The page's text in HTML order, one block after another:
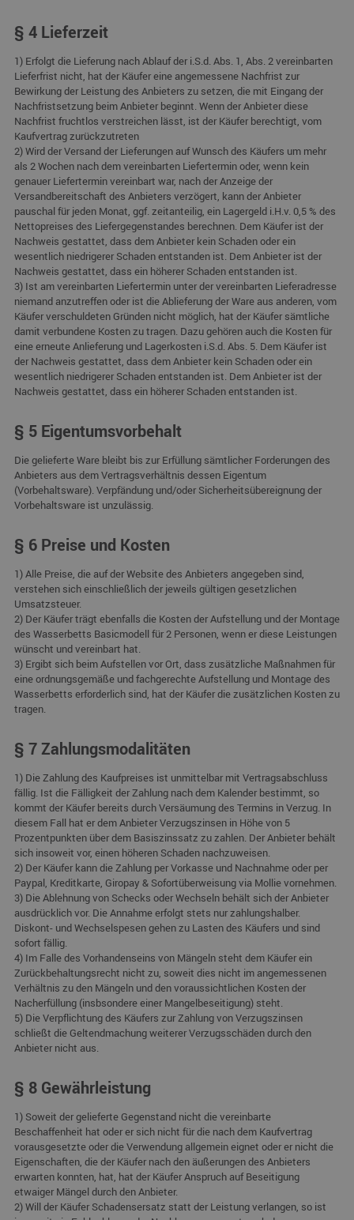
§ 4 Lieferzeit
1) Erfolgt die Lieferung nach Ablauf der i.S.d. Abs. 1, Abs. 2 vereinbarten
Lieferfrist nicht, hat der Käufer eine angemessene Nachfrist zur
Bewirkung der Leistung des Anbieters zu setzen, die mit Eingang der
Nachfristsetzung beim Anbieter beginnt. Wenn der Anbieter diese
Nachfrist fruchtlos verstreichen lässt, ist der Käufer berechtigt, vom
Kaufvertrag zurückzutreten
2) Wird der Versand der Lieferungen auf Wunsch des Käufers um mehr
als 2 Wochen nach dem vereinbarten Liefertermin oder, wenn kein
genauer Liefertermin vereinbart war, nach der Anzeige der
Versandbereitschaft des Anbieters verzögert, kann der Anbieter
pauschal für jeden Monat, ggf. zeitanteilig, ein Lagergeld i.H.v. 0,5 % des
Nettopreises des Liefergegenstandes berechnen. Dem Käufer ist der
Nachweis gestattet, dass dem Anbieter kein Schaden oder ein
wesentlich niedrigerer Schaden entstanden ist. Dem Anbieter ist der
Nachweis gestattet, dass ein höherer Schaden entstanden ist.
3) Ist am vereinbarten Liefertermin unter der vereinbarten Lieferadresse
niemand anzutreffen oder ist die Ablieferung der Ware aus anderen, vom
Käufer verschuldeten Gründen nicht möglich, hat der Käufer sämtliche
damit verbundene Kosten zu tragen. Dazu gehören auch die Kosten für
eine erneute Anlieferung und Lagerkosten i.S.d. Abs. 5. Dem Käufer ist
der Nachweis gestattet, dass dem Anbieter kein Schaden oder ein
wesentlich niedrigerer Schaden entstanden ist. Dem Anbieter ist der
Nachweis gestattet, dass ein höherer Schaden entstanden ist.
§ 5 Eigentumsvorbehalt
Die gelieferte Ware bleibt bis zur Erfüllung sämtlicher Forderungen des
Anbieters aus dem Vertragsverhältnis dessen Eigentum
(Vorbehaltsware). Verpfändung und/oder Sicherheitsübereignung der
Vorbehaltsware ist unzulässig.
§ 6 Preise und Kosten
1) Alle Preise, die auf der Website des Anbieters angegeben sind,
verstehen sich einschließlich der jeweils gültigen gesetzlichen
Umsatzsteuer.
2) Der Käufer trägt ebenfalls die Kosten der Aufstellung und der Montage
des Wasserbetts Basicmodell für 2 Personen, wenn er diese Leistungen
wünscht und vereinbart hat.
3) Ergibt sich beim Aufstellen vor Ort, dass zusätzliche Maßnahmen für
eine ordnungsgemäße und fachgerechte Aufstellung und Montage des
Wasserbetts erforderlich sind, hat der Käufer die zusätzlichen Kosten zu
tragen.
§ 7 Zahlungsmodalitäten
1) Die Zahlung des Kaufpreises ist unmittelbar mit Vertragsabschluss
fällig. Ist die Fälligkeit der Zahlung nach dem Kalender bestimmt, so
kommt der Käufer bereits durch Versäumung des Termins in Verzug. In
diesem Fall hat er dem Anbieter Verzugszinsen in Höhe von 5
Prozentpunkten über dem Basiszinssatz zu zahlen. Der Anbieter behält
sich insoweit vor, einen höheren Schaden nachzuweisen.
2) Der Käufer kann die Zahlung per Vorkasse und Nachnahme oder per
Paypal, Kreditkarte, Giropay & Sofortüberweisung via Mollie vornehmen.
3) Die Ablehnung von Schecks oder Wechseln behält sich der Anbieter
ausdrücklich vor. Die Annahme erfolgt stets nur zahlungshalber.
Diskont- und Wechselspesen gehen zu Lasten des Käufers und sind
sofort fällig.
4) Im Falle des Vorhandenseins von Mängeln steht dem Käufer ein
Zurückbehaltungsrecht nicht zu, soweit dies nicht im angemessenen
Verhältnis zu den Mängeln und den voraussichtlichen Kosten der
Nacherfüllung (insbsondere einer Mangelbeseitigung) steht.
5) Die Verpflichtung des Käufers zur Zahlung von Verzugszinsen
schließt die Geltendmachung weiterer Verzugsschäden durch den
Anbieter nicht aus.
§ 8 Gewährleistung
1) Soweit der gelieferte Gegenstand nicht die vereinbarte
Beschaffenheit hat oder er sich nicht für die nach dem Kaufvertrag
vorausgesetzte oder die Verwendung allgemein eignet oder er nicht die
Eigenschaften, die der Käufer nach den äußerungen des Anbieters
erwarten konnten, hat, hat der Käufer Anspruch auf Beseitigung
etwaiger Mängel durch den Anbieter.
2) Will der Käufer Schadensersatz statt der Leistung verlangen, so ist